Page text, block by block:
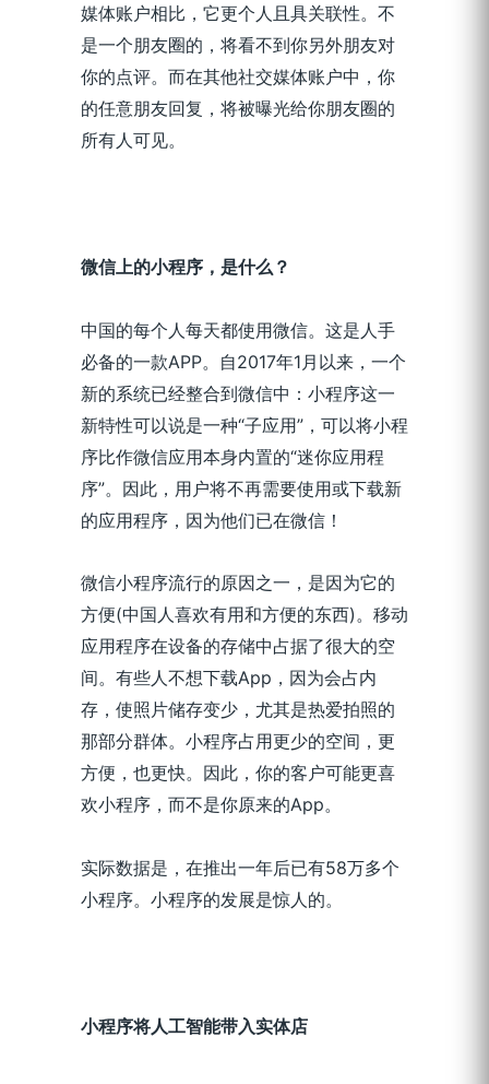
媒体账户相比，它更个人且具关联性。不
是一个朋友圈的，将看不到你另外朋友对
你的点评。而在其他社交媒体账户中，你
的任意朋友回复，将被曝光给你朋友圈的
所有人可见。
微信上的小程序，是什么？
中国的每个人每天都使用微信。这是人手
必备的一款APP。自2017年1月以来，一个
新的系统已经整合到微信中：小程序这一
新特性可以说是一种“子应用”，可以将小程
序比作微信应用本身内置的“迷你应用程
序”。因此，用户将不再需要使用或下载新
的应用程序，因为他们已在微信！
微信小程序流行的原因之一，是因为它的
方便(中国人喜欢有用和方便的东西)。移动
应用程序在设备的存储中占据了很大的空
间。有些人不想下载App，因为会占内
存，使照片储存变少，尤其是热爱拍照的
那部分群体。小程序占用更少的空间，更
方便，也更快。因此，你的客户可能更喜
欢小程序，而不是你原来的App。
实际数据是，在推出一年后已有58万多个
小程序。小程序的发展是惊人的。
小程序将人工智能带入实体店